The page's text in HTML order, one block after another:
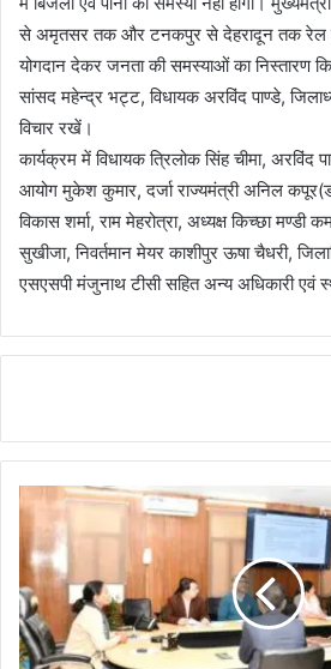
से अमृतसर तक और टनकपुर से देहरादून तक रेल
योगदान देकर जनता की समस्याओं का निस्तारण
सांसद महेन्द्र भट्ट, विधायक अरविंद पाण्डे,
विचार रखें।
कार्यक्रम में विधायक त्रिलोक सिंह चीमा, अरविंद
आयोग मुकेश कुमार, दर्जा राज्यमंत्री अनिल
विकास शर्मा, राम मेहरोत्रा, अध्यक्ष किच्छा मण्डी
सुखीजा, निवर्तमान मेयर काशीपुर ऊषा चैधरी,
एसएसपी मंजुनाथ टीसी सहित अन्य अधिकारी एवं